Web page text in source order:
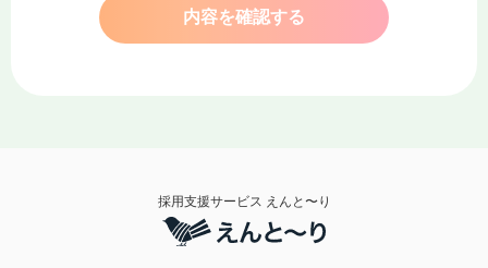
めに必要かつ適切な安全対策を継続的に講じるよ
ー者様の信頼を得られるよう、個人情報の保護に
努めてまいります。本サイトをご利用いただくう
内容を確認する
採用支援サービス えんと〜り